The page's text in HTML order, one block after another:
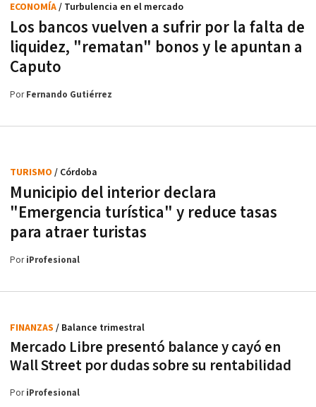
Los bancos vuelven a sufrir por la falta de
liquidez, "rematan" bonos y le apuntan a
Caputo
ECONOMÍA/ Turbulencia en el mercado
PorFernando Gutiérrez
Municipio del interior declara
"Emergencia turística" y reduce tasas
para atraer turistas
TURISMO / Córdoba
PoriProfesional
Mercado Libre presentó balance y cayó en
Wall Street por dudas sobre su rentabilidad
FINANZAS / Balance trimestral
PoriProfesional